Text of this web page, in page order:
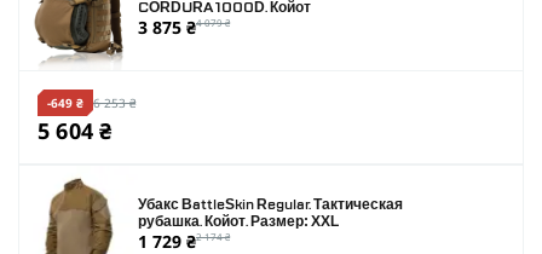
CORDURA 1000D. Койот
3 875 ₴4 079 ₴
-649 ₴ 6 253 ₴
5 604 ₴
Убакс BattleSkin Regular. Тактическая
рубашка. Койот. Размер: XXL
1 729 ₴2 174 ₴